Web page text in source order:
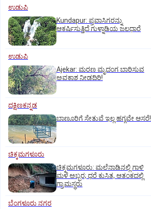
ಉಡುಪಿ
Kundapur: ಪ್ರವಾಸಿಗರನ್ನು
ಆಕರ್ಷಿಸುತ್ತಿದೆ ಗುಳ್ನಾಡಿಯ ಜಲಧಾರೆ
ಉಡುಪಿ
Ajekar: ಮರಣ ಮೃದಂಗ ಬಾರಿಸುವ
ಅವಕಾಶ ನೀಡದಿರಿ!
ದಕ್ಷಿಣಕನ್ನಡ
ಬಾಣೂರಿಗೆ ಸೇತುವೆ ಇಲ್ಲ ಹಗ್ಗವೇ ಆಸರೆ!
ಚಿಕ್ಕಮಗಳೂರು
ಚಿಕ್ಕಮಗಳೂರು: ಮಲೆನಾಡಿನಲ್ಲಿ ಗಾಳಿ
ಮಳೆ ಅಬ್ಬರ; ಧರೆ ಕುಸಿತ, ಆತಂಕದಲ್ಲಿ
ಗ್ರಾಮಸ್ಥರು
ಬೆಂಗಳೂರು ನಗರ